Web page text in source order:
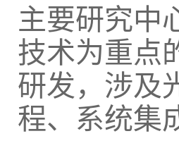
主要研究中
技术为重点
研发，涉及
程、系统集